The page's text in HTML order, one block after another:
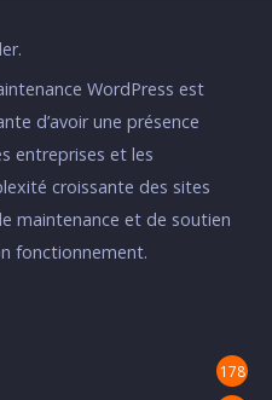
WordPress est
d’avoir une présence
entreprises et les
croissante des sites
maintenance et de soutien
fonctionnement.
178